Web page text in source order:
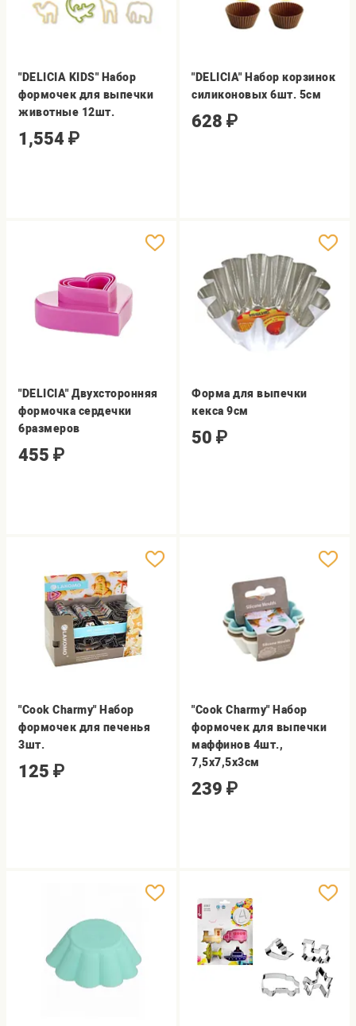
"DELICIA KIDS" Набор
формочек для выпечки
животные 12шт.
1,554 ₽
"DELICIA" Набор корзинок
силиконовых 6шт. 5см
628 ₽
"DELICIA" Двухсторонняя
формочка сердечки
6размеров
455 ₽
Форма для выпечки
кекса 9см
50 ₽
"Cook Charmy" Набор
формочек для печенья
3шт.
125 ₽
"Cook Charmy" Набор
формочек для выпечки
маффинов 4шт.,
7,5х7,5х3см
239 ₽